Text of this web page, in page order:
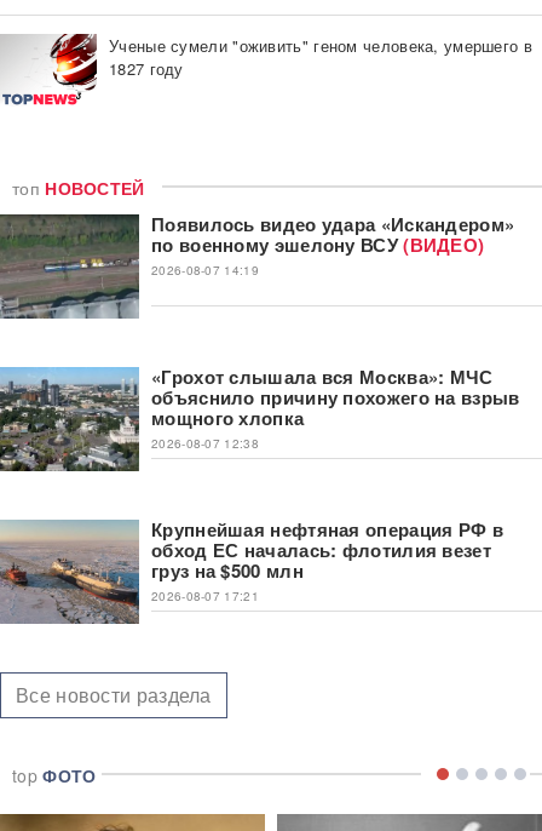
Ученые сумели "оживить" геном человека, умершего в
1827 году
топ НОВОСТЕЙ
Появилось видео удара «Искандером»
по военному эшелону ВСУ(ВИДЕО)
2026-08-07 14:19
«Грохот слышала вся Москва»: МЧС
объяснило причину похожего на взрыв
мощного хлопка
2026-08-07 12:38
Крупнейшая нефтяная операция РФ в
обход ЕС началась: флотилия везет
груз на $500 млн
2026-08-07 17:21
Все новости раздела
topФОТО